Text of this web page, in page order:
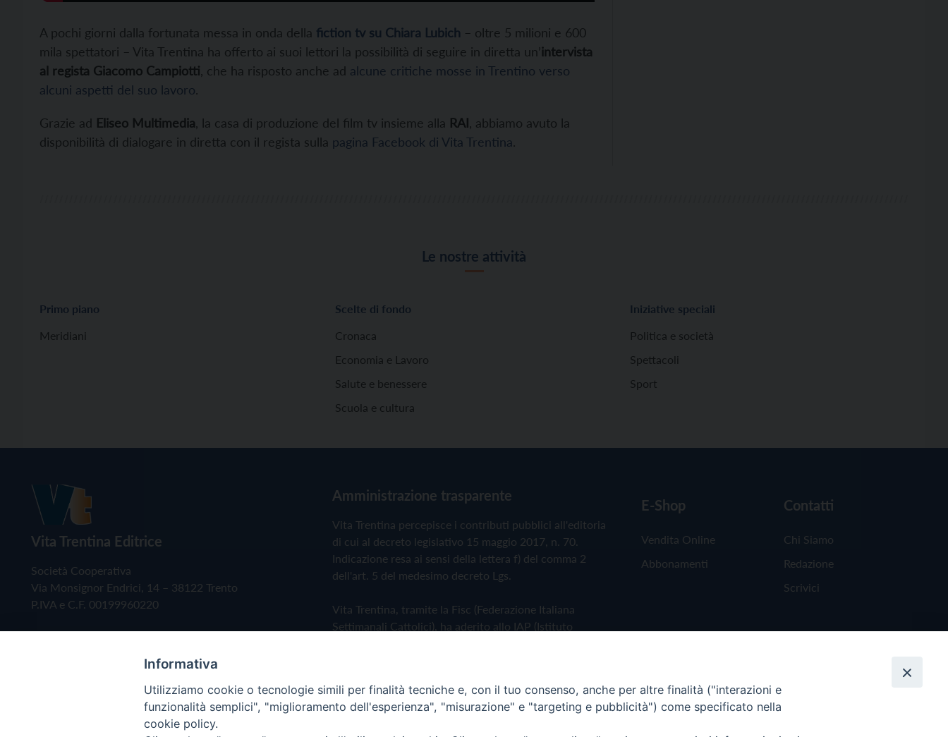
A pochi giorni dalla fortunata messa in onda della fiction tv su Chiara Lubich – oltre 5 milioni e 600
mila spettatori – Vita Trentina ha offerto ai suoi lettori la possibilità di seguire in diretta un’intervista
al regista Giacomo Campiotti , che ha risposto anche ad alcune critiche mosse in Trentino verso
alcuni aspetti del suo lavoro.
Grazie ad Eliseo Multimedia , la casa di produzione del film tv insieme alla RAI , abbiamo avuto la
disponibilità di dialogare in diretta con il regista sulla pagina Facebook di Vita Trentina.
Le nostre attività
Primo piano
Meridiani
Scelte di fondo
Cronaca
Economia e Lavoro
Salute e benessere
Scuola e cultura
Iniziative speciali
Politica e società
Spettacoli
Sport
Vita Trentina Editrice
Società Cooperativa
Via Monsignor Endrici, 14 – 38122 Trento
P.IVA e C.F. 00199960220
Amministrazione trasparente
Vita Trentina percepisce i contributi pubblici all'editoria
di cui al decreto legislativo 15 maggio 2017, n. 70.
Indicazione resa ai sensi della lettera f) del comma 2
dell'art. 5 del medesimo decreto Lgs.
Vita Trentina, tramite la Fisc (Federazione Italiana
Settimanali Cattolici), ha aderito allo IAP (Istituto
Privacy Policy Cookie Policy
E-Shop
Vendita Online
Abbonamenti
Contatti
Chi Siamo
Redazione
Scrivici
Informativa
Utilizziamo cookie o tecnologie simili per finalità tecniche e, con il tuo consenso, anche per altre finalità ("interazioni e
funzionalità semplici", "miglioramento dell'esperienza", "misurazione" e "targeting e pubblicità") come specificato nella
cookie policy.